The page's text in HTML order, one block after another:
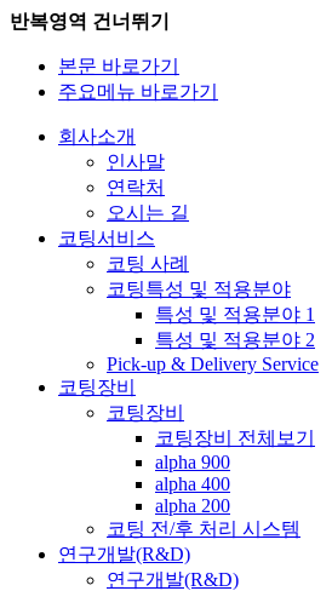
반복영역 건너뛰기
본문 바로가기
주요메뉴 바로가기
회사소개
인사말
연락처
오시는 길
코팅서비스
코팅 사례
코팅특성 및 적용분야
특성 및 적용분야 1
특성 및 적용분야 2
Pick-up & Delivery Service
코팅장비
코팅장비
코팅장비 전체보기
alpha 900
alpha 400
alpha 200
코팅 전/후 처리 시스템
연구개발(R&D)
연구개발(R&D)